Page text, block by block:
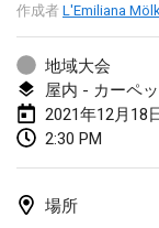
作成者 L'Emiliana
地域大会
屋内 - カーペ
2021年12月18
2:30 PM
場所
Australian
2021年2月20
2021年3月
Grand Prix
2021年3月6日